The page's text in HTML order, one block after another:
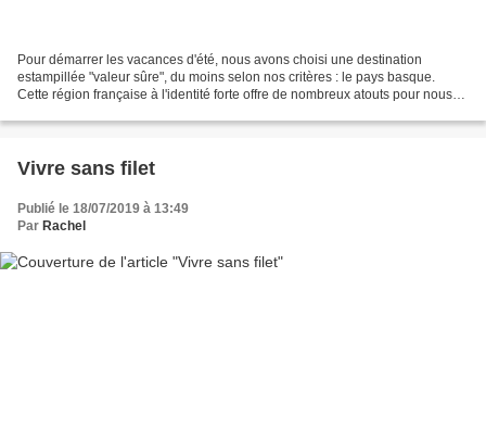
Pour démarrer les vacances d'été, nous avons choisi une destination
estampillée "valeur sûre", du moins selon nos critères : le pays basque.
Cette région française à l'identité forte offre de nombreux atouts pour nous
Vivre sans filet
Publié le 18/07/2019 à 13:49
Par Rachel